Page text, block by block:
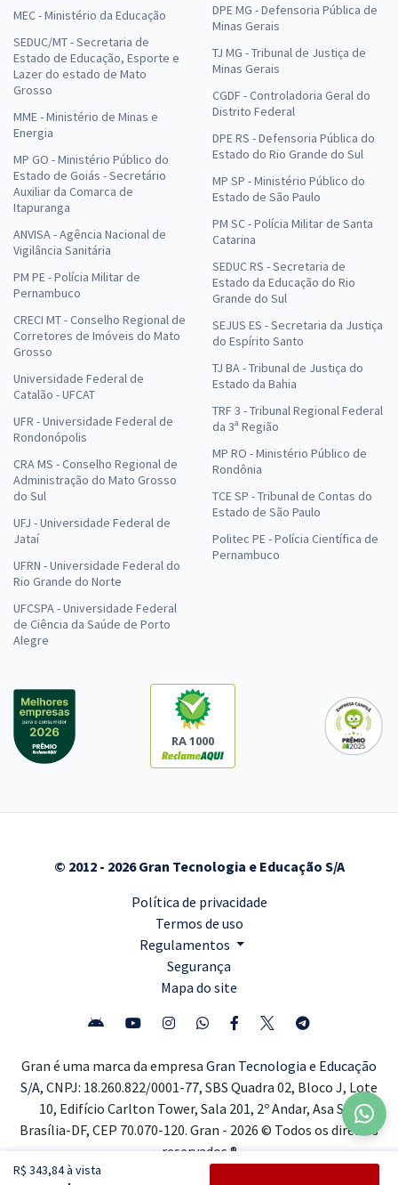
R$ 343,84 à vista
MEC - Ministério da Educação
SEDUC/MT - Secretaria de
Estado de Educação, Esporte e
Lazer do estado de Mato
Grosso
MME - Ministério de Minas e
Energia
MP GO - Ministério Público do
Estado de Goiás - Secretário
Auxiliar da Comarca de
Itapuranga
ANVISA - Agência Nacional de
Vigilância Sanitária
PM PE - Polícia Militar de
Pernambuco
CRECI MT - Conselho Regional de
Corretores de Imóveis do Mato
Grosso
Universidade Federal de
Catalão - UFCAT
UFR - Universidade Federal de
Rondonópolis
CRA MS - Conselho Regional de
Administração do Mato Grosso
do Sul
UFJ - Universidade Federal de
Jataí
UFRN - Universidade Federal do
Rio Grande do Norte
UFCSPA - Universidade Federal
de Ciência da Saúde de Porto
Alegre
DPE MG - Defensoria Pública de
Minas Gerais
TJ MG - Tribunal de Justiça de
Minas Gerais
CGDF - Controladoria Geral do
Distrito Federal
DPE RS - Defensoria Pública do
Estado do Rio Grande do Sul
MP SP - Ministério Público do
Estado de São Paulo
PM SC - Polícia Militar de Santa
Catarina
SEDUC RS - Secretaria de
Estado da Educação do Rio
Grande do Sul
SEJUS ES - Secretaria da Justiça
do Espírito Santo
TJ BA - Tribunal de Justiça do
Estado da Bahia
TRF 3 - Tribunal Regional Federal
da 3ª Região
MP RO - Ministério Público de
Rondônia
TCE SP - Tribunal de Contas do
Estado de São Paulo
Politec PE - Polícia Científica de
Pernambuco
RA 1000
© 2012 - 2026 Gran Tecnologia e Educação S/A
Política de privacidade
Termos de uso
Regulamentos
Segurança
Mapa do site
Gran é uma marca da empresa Gran Tecnologia e Educação
S/A, CNPJ: 18.260.822/0001-77, SBS Quadra 02, Bloco J, Lote
10, Edifício Carlton Tower, Sala 201, 2º Andar, Asa Sul,
Brasília-DF, CEP 70.070-120. Gran - 2026 © Todos os direitos
reservados ®